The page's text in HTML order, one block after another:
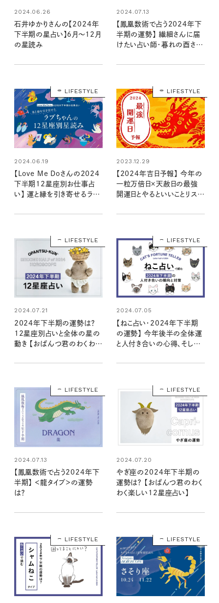
2024.06.26
石井ゆかりさんの【2024年
下半期の星占い】6月～12月
の星読み
2024.07.13
【鳳凰数術で占う2024年下
半期の運勢】 繊細さんに届
けたい占い師・暮れの酉さん
LIFESTYLE
2024.06.19
【Love Me Doさんの2024
下半期12星座別お仕事占
い】 運と縁を引き寄せるラブ
LIFESTYLE
2023.12.29
【2024年吉日予報】 今年の
一粒万倍日×天赦日の最強
開運日とやるといいことリスト
LIFESTYLE
2024.07.21
2024年下半期の運勢は？
12星座別占いと全体の星の
動き 【おぱんつ君のわくわく
LIFESTYLE
2024.07.05
【ねこ占い・2024年下半期
の運勢】 今年後半の全体運
と人付き合いの心得、そして
LIFESTYLE
2024.07.13
【鳳凰数術で占う2024年下
半期】 ＜龍タイプ＞の運勢
は？
LIFESTYLE
2024.07.20
やぎ座の2024年下半期の
運勢は？ 【おぱんつ君のわく
わく楽しい12星座占い】
LIFESTYLE LIFESTYLE